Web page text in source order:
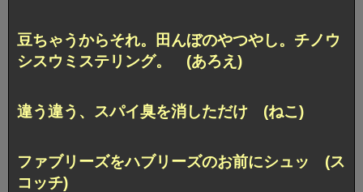
豆ちゃうからそれ。田んぼのやつやし。 チノウ
シスウミステリング。 (あろえ)
違う違う、スパイ臭を消しただけ (ねこ)
ファブリーズをハブリーズのお前にシュッ (ス
コッチ)